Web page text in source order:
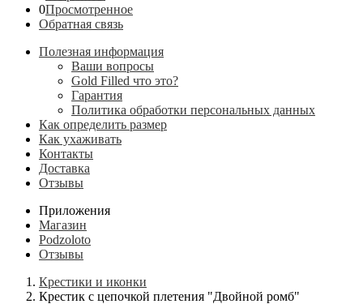
0Просмотренное
Обратная связь
Полезная информация
Ваши вопросы
Gold Filled что это?
Гарантия
Политика обработки персональных данных
Как определить размер
Как ухаживать
Контакты
Доставка
Отзывы
Приложения
Магазин
Podzoloto
Отзывы
Крестики и иконки
Крестик с цепочкой плетения "Двойной ромб"